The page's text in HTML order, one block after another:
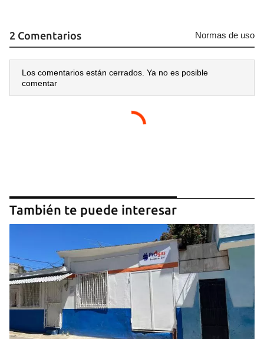
2 Comentarios Normas de uso
Los comentarios están cerrados. Ya no es posible
comentar
También te puede interesar